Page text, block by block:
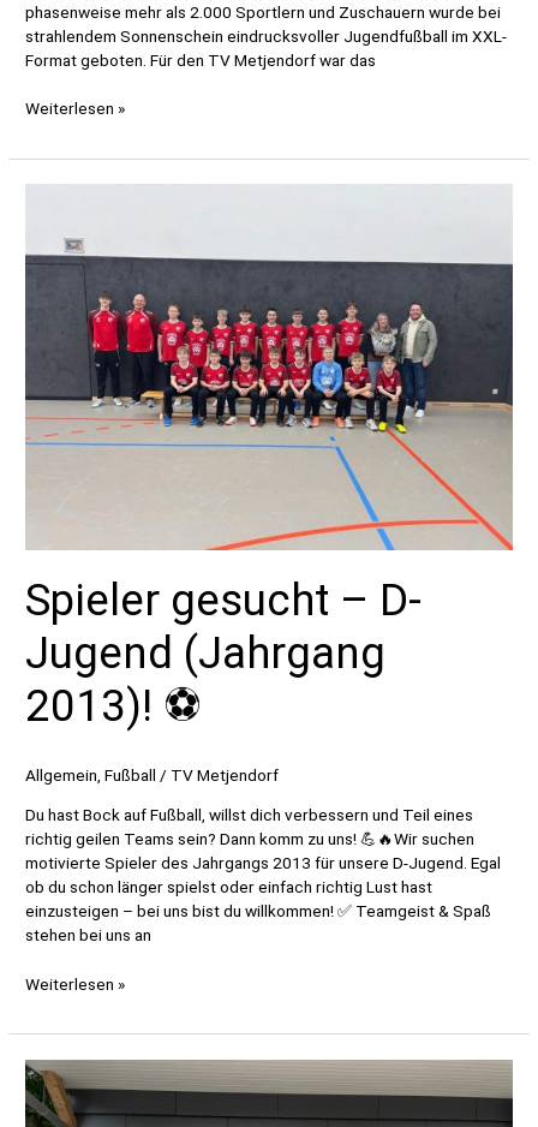
phasenweise mehr als 2.000 Sportlern und Zuschauern wurde bei
strahlendem Sonnenschein eindrucksvoller Jugendfußball im XXL-
Format geboten. Für den TV Metjendorf war das
E-
erfolgreich
beim
Altenrheine
Weiterlesen »
Spieler gesucht – D-
Jugend (Jahrgang
2013)! ⚽️
Allgemein ,Fußball / TV Metjendorf
Du hast Bock auf Fußball, willst dich verbessern und Teil eines
richtig geilen Teams sein? Dann komm zu uns! 💪🔥Wir suchen
motivierte Spieler des Jahrgangs 2013 für unsere D-Jugend. Egal
ob du schon länger spielst oder einfach richtig Lust hast
einzusteigen – bei uns bist du willkommen! ✅ Teamgeist & Spaß
stehen bei uns an
Spieler
–
Jugend
(Jahrgang
Weiterlesen »